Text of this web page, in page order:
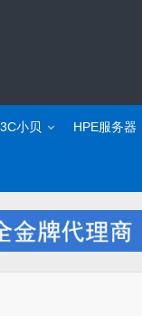
小贝 HPE服务器